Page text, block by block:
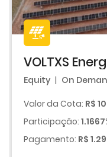
VOLTXS
Equity | On
Valor da Cota: R$
Participação:
Pagamento: R$